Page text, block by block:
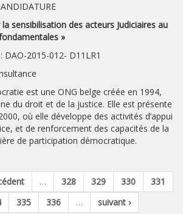
sensibilisation des acteurs Judiciaires au
»
012- D11LR1
est une ONG belge créée en 1994,
du droit et de la justice. Elle est présente
où elle développe des activités d’appui
et de renforcement des capacités de la
de participation démocratique.
… 328 329 330
331
335 336 …
suivant ›